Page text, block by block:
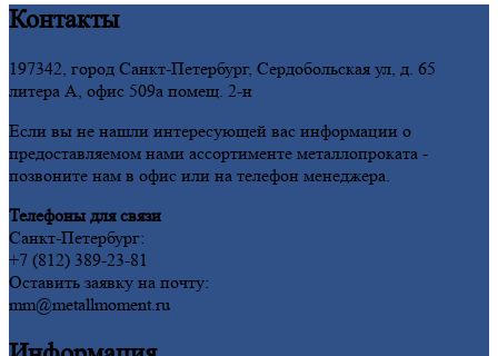
Контакты
197342, город Санкт-Петербург, Сердобольская ул, д. 65
литера А, офис 509а помещ. 2-н
Если вы не нашли интересующей вас информации о
предоставляемом нами ассортименте металлопроката -
позвоните нам в офис или на телефон менеджера.
Телефоны для связи
Санкт-Петербург:
+7 (812) 389-23-81
Оставить заявку на почту:
mm@metallmoment.ru